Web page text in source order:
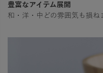
豊富なアイテム展開
和・洋・中どの雰囲気も損ね